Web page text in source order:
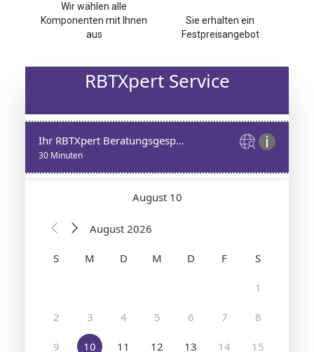
Wir wählen alle
Komponenten mit Ihnen
aus
Sie erhalten ein
Festpreisangebot